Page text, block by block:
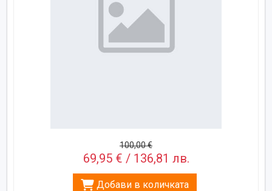
100,00 €
69,95 € / 136,81 лв.
Добави в количката